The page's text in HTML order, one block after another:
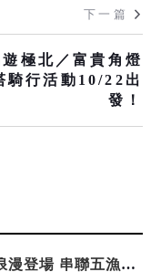
下一篇
極北／富貴角燈
騎行活動10/22出
發！
「東北角外澳月夜」8/22-8/23浪漫登場 串聯五漁村、音樂、市集、火舞與慢旅共度夏夜